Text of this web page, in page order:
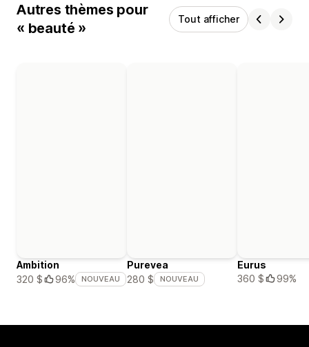
Autres thèmes pour
« beauté »
Tout afficher
Ambition
320 $
96% NOUVEAU
Purevea
280 $
NOUVEAU
Eurus
360 $
99%